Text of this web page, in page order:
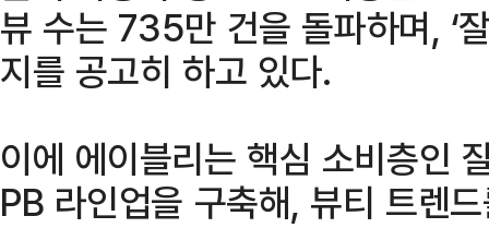
뷰 수는 735만 건을 돌파하며, ‘
지를 공고히 하고 있다.
이에 에이블리는 핵심 소비층인
PB 라인업을 구축해, 뷰티 트렌